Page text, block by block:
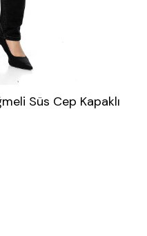
Süs Cep Kapaklı